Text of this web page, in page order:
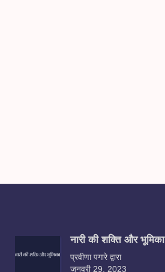
नारी की शक्ति और भूमिका
प्रवीणा पगारे द्वारा
जनवरी 29, 2023